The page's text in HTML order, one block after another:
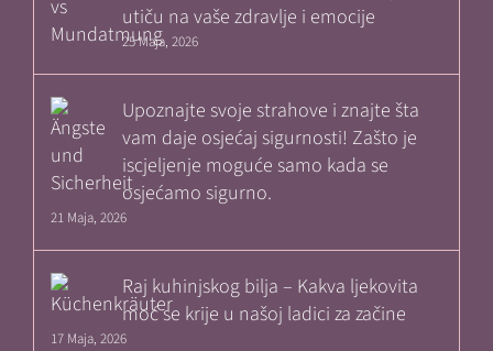
utiču na vaše zdravlje i emocije
25 Maja, 2026
Upoznajte svoje strahove i znajte šta
vam daje osjećaj sigurnosti! Zašto je
iscjeljenje moguće samo kada se
osjećamo sigurno.
21 Maja, 2026
Raj kuhinjskog bilja – Kakva ljekovita
moć se krije u našoj ladici za začine
17 Maja, 2026